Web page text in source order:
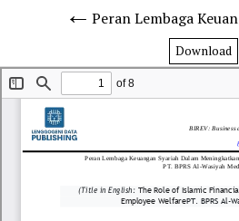
Download